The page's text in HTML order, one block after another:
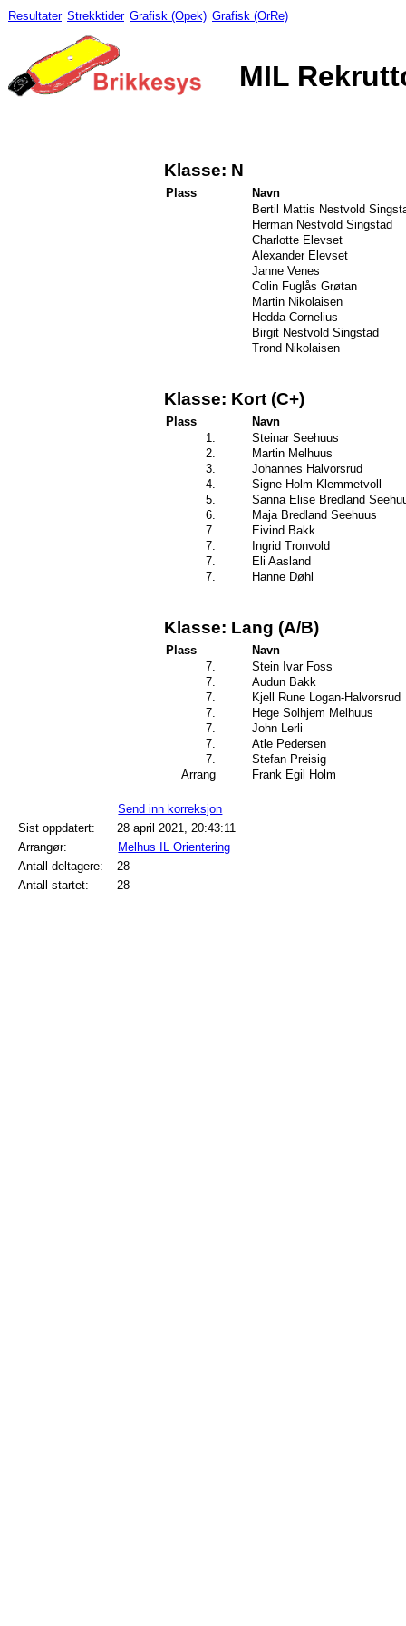
Resultater Strekktider Grafisk (Opek) Grafisk (OrRe)
MIL
Klasse: N
Plass
Navn
Bertil Mattis Nestvold
Herman Nestvold Singstad
Charlotte Elevset
Alexander Elevset
Janne Venes
Colin Fuglås Grøtan
Martin Nikolaisen
Hedda Cornelius
Birgit Nestvold Singstad
Trond Nikolaisen
Klasse: Kort (C+)
Plass
Navn
1.
Steinar Seehuus
2.
Martin Melhuus
3.
Johannes Halvorsrud
4.
Signe Holm Klemmetvoll
5.
Sanna Elise Bredland
6.
Maja Bredland Seehuus
7.
Eivind Bakk
7.
Ingrid Tronvold
7.
Eli Aasland
7.
Hanne Døhl
Klasse: Lang (A/B)
Plass
Navn
7.
Stein Ivar Foss
7.
Audun Bakk
7.
Kjell Rune Logan-Halvorsrud
7.
Hege Solhjem Melhuus
7.
John Lerli
7.
Atle Pedersen
7.
Stefan Preisig
Arrang
Frank Egil Holm
Send inn korreksjon
Sist oppdatert:
28 april 2021, 20:43:11
Arrangør:
Melhus IL Orientering
Antall deltagere:
28
Antall startet:
28